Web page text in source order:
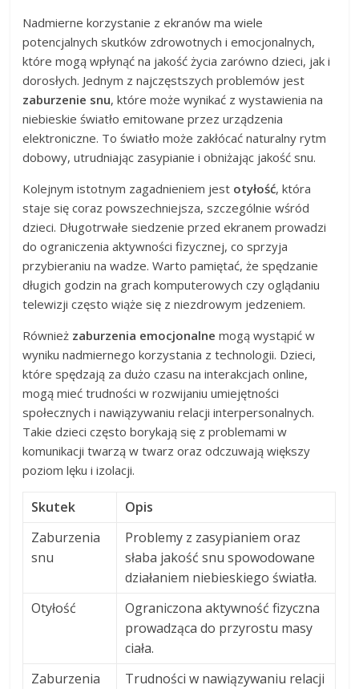
Nadmierne korzystanie z ekranów ma wiele
potencjalnych skutków zdrowotnych i emocjonalnych,
które mogą wpłynąć na jakość życia zarówno dzieci, jak i
dorosłych. Jednym z najczęstszych problemów jest
zaburzenie snu, które może wynikać z wystawienia na
niebieskie światło emitowane przez urządzenia
elektroniczne. To światło może zakłócać naturalny rytm
dobowy, utrudniając zasypianie i obniżając jakość snu.
Kolejnym istotnym zagadnieniem jest otyłość, która
staje się coraz powszechniejsza, szczególnie wśród
dzieci. Długotrwałe siedzenie przed ekranem prowadzi
do ograniczenia aktywności fizycznej, co sprzyja
przybieraniu na wadze. Warto pamiętać, że spędzanie
długich godzin na grach komputerowych czy oglądaniu
telewizji często wiąże się z niezdrowym jedzeniem.
Również zaburzenia emocjonalne mogą wystąpić w
wyniku nadmiernego korzystania z technologii. Dzieci,
które spędzają za dużo czasu na interakcjach online,
mogą mieć trudności w rozwijaniu umiejętności
społecznych i nawiązywaniu relacji interpersonalnych.
Takie dzieci często borykają się z problemami w
komunikacji twarzą w twarz oraz odczuwają większy
poziom lęku i izolacji.
Skutek
Opis
Zaburzenia
snu
Problemy z zasypianiem oraz
słaba jakość snu spowodowane
działaniem niebieskiego światła.
Otyłość
Ograniczona aktywność fizyczna
prowadząca do przyrostu masy
ciała.
Zaburzenia
Trudności w nawiązywaniu relacji